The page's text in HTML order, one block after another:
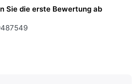
Sie die erste Bewertung ab